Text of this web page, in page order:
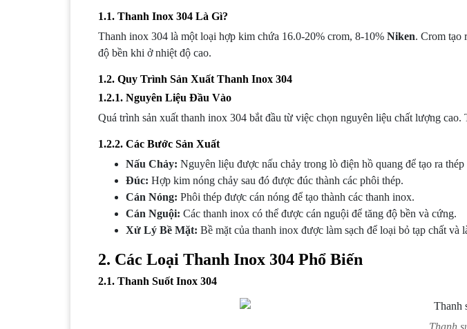
1.1. Thanh Inox 304 Là Gì?
Thanh inox 304 là một loại hợp kim chứa 16.0-20% crom, 8-10% Niken. Crom tạo
độ bền khi ở nhiệt độ cao.
1.2. Quy Trình Sản Xuất Thanh Inox 304
1.2.1. Nguyên Liệu Đầu Vào
Quá trình sản xuất thanh inox 304 bắt đầu từ việc chọn nguyên liệu chất lượng
1.2.2. Các Bước Sản Xuất
Nấu Chảy: Nguyên liệu được nấu chảy trong lò điện hồ quang để tạo ra
Đúc: Hợp kim nóng chảy sau đó được đúc thành các phôi thép.
Cán Nóng: Phôi thép được cán nóng để tạo thành các thanh inox.
Cán Nguội: Các thanh inox có thể được cán nguội để tăng độ bền và cứng.
Xử Lý Bề Mặt: Bề mặt của thanh inox được làm sạch để loại bỏ tạp chất và
2. Các Loại Thanh Inox 304 Phổ Biến
2.1. Thanh Suốt Inox 304
Thanh